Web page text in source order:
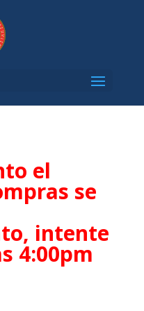
el
se
intente
4:00pm